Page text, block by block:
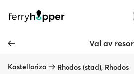
Val av resor
Kastellorizo
Rhodos (stad), Rhodos